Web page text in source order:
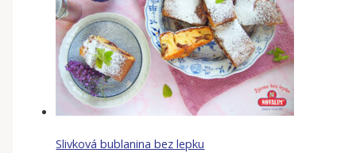
Slivková bublanina bez lepku